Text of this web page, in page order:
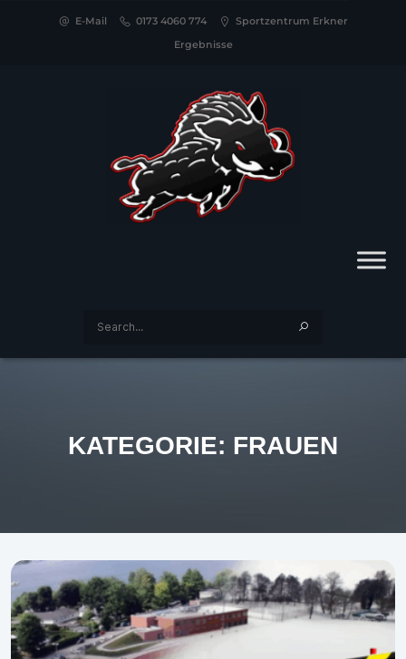
E-Mail 0173 4060 774
Sportzentrum Erkner
Ergebnisse
KATEGORIE: FRAUEN